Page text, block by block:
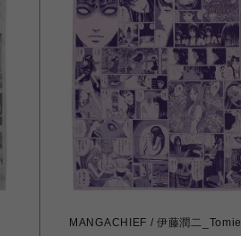
MANGACHIEF / 伊藤潤二_Tomie